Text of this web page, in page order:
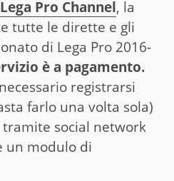
Pro Channel, la
tutte le dirette e gli
di Lega Pro 2016-
è a pagamento.
registrarsi
farlo una volta sola)
social network
un modulo di